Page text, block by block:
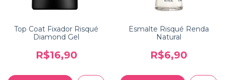
Top Coat Fixador Risqué
Diamond Gel
R$16,90
Esmalte Risqué Renda
Natural
R$6,90